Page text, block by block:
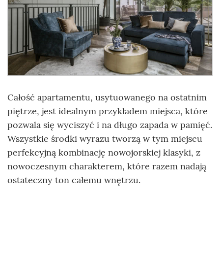
Całość apartamentu, usytuowanego na ostatnim
piętrze, jest idealnym przykładem miejsca, które
pozwala się wyciszyć i na długo zapada w pamięć.
Wszystkie środki wyrazu tworzą w tym miejscu
perfekcyjną kombinację nowojorskiej klasyki, z
nowoczesnym charakterem, które razem nadają
ostateczny ton całemu wnętrzu.